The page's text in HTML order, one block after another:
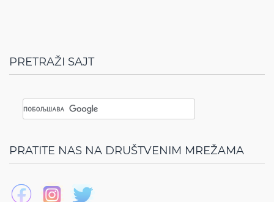
PRETRAŽI SAJT
PRATITE NAS NA DRUŠTVENIM MREŽAMA